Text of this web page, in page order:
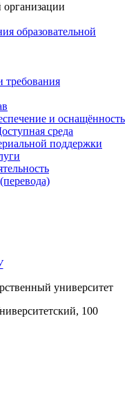
организации
образовательной
требования
и оснащённость
среда
поддержки
университет
100